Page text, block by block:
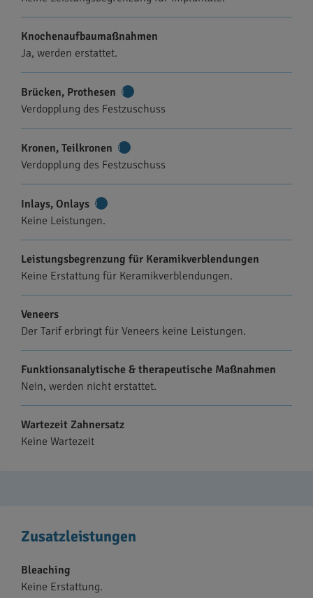
Knochenaufbaumaßnahmen
Ja, werden erstattet.
Brücken, Prothesen
Informationen
Verdopplung des Festzuschuss
Kronen, Teilkronen
Informationen
Verdopplung des Festzuschuss
Inlays, Onlays
Informationen
Keine Leistungen.
Leistungsbegrenzung für Keramikverblendungen
Keine Erstattung für Keramikverblendungen.
Veneers
Der Tarif erbringt für Veneers keine Leistungen.
Funktionsanalytische & therapeutische Maßnahmen
Nein, werden nicht erstattet.
Wartezeit Zahnersatz
Keine Wartezeit
Zusatzleistungen
Bleaching
Keine Erstattung.